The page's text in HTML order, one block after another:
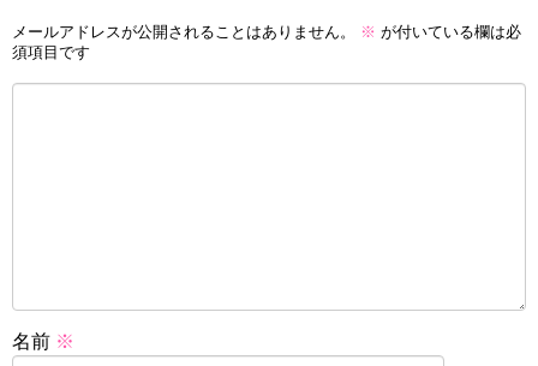
メールアドレスが公開されることはありません。 ※ が付いている欄は必
須項目です
名前 ※